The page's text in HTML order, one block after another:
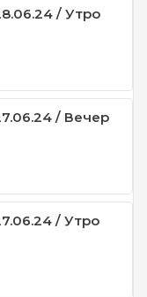
/ Утро
/ Вечер
/ Утро